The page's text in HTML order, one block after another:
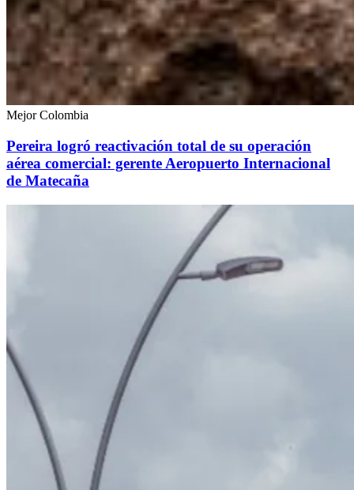
Mejor Colombia
Pereira logró reactivación total de su operación
aérea comercial: gerente Aeropuerto Internacional
de Matecaña